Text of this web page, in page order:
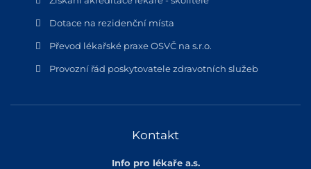
Dotace na rezidenční místa
Převod lékařské praxe OSVČ na s.r.o.
Provozní řád poskytovatele zdravotních služeb
Kontakt
Info pro lékaře a.s.